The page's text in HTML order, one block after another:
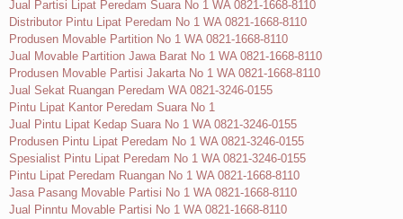
Jual Partisi Lipat Peredam Suara No 1 WA 0821-1668-8110
Distributor Pintu Lipat Peredam No 1 WA 0821-1668-8110
Produsen Movable Partition No 1 WA 0821-1668-8110
Jual Movable Partition Jawa Barat No 1 WA 0821-1668-8110
Produsen Movable Partisi Jakarta No 1 WA 0821-1668-8110
Jual Sekat Ruangan Peredam WA 0821-3246-0155
Pintu Lipat Kantor Peredam Suara No 1
Jual Pintu Lipat Kedap Suara No 1 WA 0821-3246-0155
Produsen Pintu Lipat Peredam No 1 WA 0821-3246-0155
Spesialist Pintu Lipat Peredam No 1 WA 0821-3246-0155
Pintu Lipat Peredam Ruangan No 1 WA 0821-1668-8110
Jasa Pasang Movable Partisi No 1 WA 0821-1668-8110
Jual Pinntu Movable Partisi No 1 WA 0821-1668-8110